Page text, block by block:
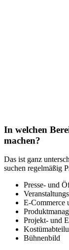
In welchen
machen?
Das ist ganz
suchen regelmäßig
Presse- und
E-Commerce
Projekt- und
Bühnenbild